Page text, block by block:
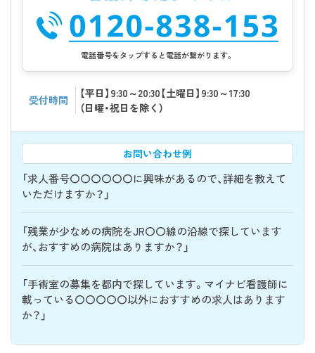
電話番号をタップすると電話が繋がります。
受付時間
【平日】9:30～20:30【土曜日】9:30～17:30
（日曜・祝日を除く）
お問い合わせ例
「求人番号〇〇〇〇〇〇に興味があるので、詳細を教えて
いただけますか？」
「残業が少なめの病院をJR〇〇線の沿線で探しています
が、おすすめの病院はありますか？」
「手術室の募集を都内で探しています。マイナビ看護師に
載っている〇〇〇〇〇以外におすすめの求人はあります
か？」